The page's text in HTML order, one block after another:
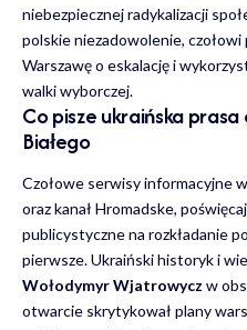
niebezpiecznej radykalizacji
polskie niezadowolenie,
Warszawę o eskalację i
walki wyborczej.
Co pisze ukraińska
Białego
Czołowe serwisy informacyjne
oraz kanał Hromadske,
publicystyczne na rozkładanie
pierwsze. Ukraiński historyk i
Wołodymyr Wjatrowycz w
otwarcie skrytykował plany